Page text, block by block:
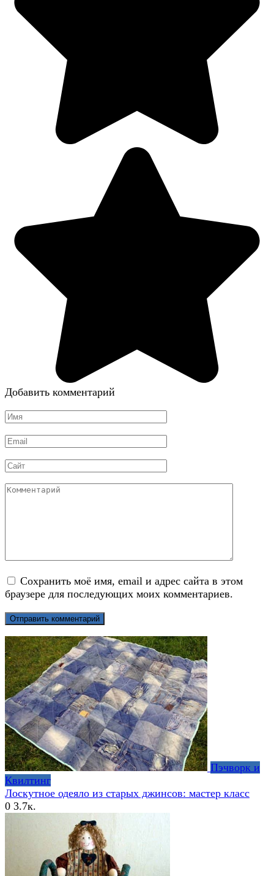
Добавить комментарий
Имя
Email
Сайт
Комментарий
Сохранить моё имя, email и адрес сайта в этом
браузере для последующих моих комментариев.
Пэчворк и
Квилтинг
Лоскутное одеяло из старых джинсов: мастер класс
0 3.7к.